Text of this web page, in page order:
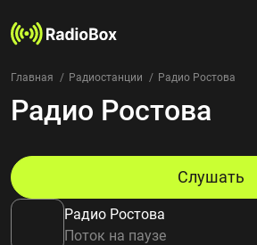
Радиостанции
Жанры
Страны
Избранное
О нас
Главная Радиостанции Радио Ростова
Радио Ростова
Радио Ростова
Поток на паузе
Слушать